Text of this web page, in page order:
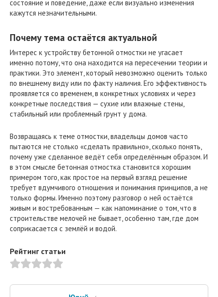
состояние и поведение, даже если визуально изменения
кажутся незначительными.
Почему тема остаётся актуальной
Интерес к устройству бетонной отмостки не угасает
именно потому, что она находится на пересечении теории и
практики. Это элемент, который невозможно оценить только
по внешнему виду или по факту наличия. Его эффективность
проявляется со временем, в конкретных условиях и через
конкретные последствия — сухие или влажные стены,
стабильный или проблемный грунт у дома.
Возвращаясь к теме отмостки, владельцы домов часто
пытаются не столько «сделать правильно», сколько понять,
почему уже сделанное ведёт себя определённым образом. И
в этом смысле бетонная отмостка становится хорошим
примером того, как простое на первый взгляд решение
требует вдумчивого отношения и понимания принципов, а не
только формы. Именно поэтому разговор о ней остаётся
живым и востребованным — как напоминание о том, что в
строительстве мелочей не бывает, особенно там, где дом
соприкасается с землёй и водой.
Рейтинг статьи